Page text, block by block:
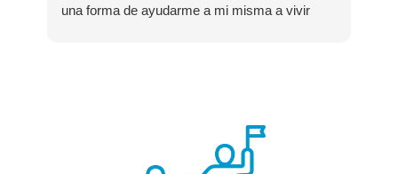
una forma de ayudarme a mi misma a vivir